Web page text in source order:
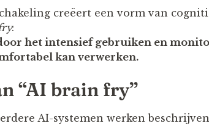
creëert een vorm van
:
het intensief gebruiken en
kan verwerken.
“AI brain fry”
AI-systemen werken